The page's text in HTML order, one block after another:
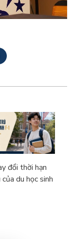
đổi thời hạn
du học sinh